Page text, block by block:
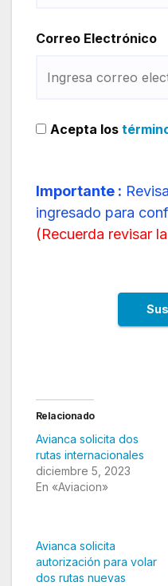
Correo Electrónico
Acepta los
Importante :
ingresado para
(Recuerda revisar
Relacionado
Avianca solicita dos
rutas internacionales
diciembre 5, 2023
En «Aviacion»
Avianca solicita
autorización para volar
dos rutas nuevas